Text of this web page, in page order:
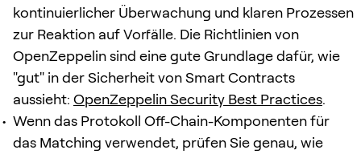
kontinuierlicher Überwachung und klaren Prozessen
zur Reaktion auf Vorfälle. Die Richtlinien von
OpenZeppelin sind eine gute Grundlage dafür, wie
"gut" in der Sicherheit von Smart Contracts
aussieht: OpenZeppelin Security Best Practices.
Wenn das Protokoll Off-Chain-Komponenten für
das Matching verwendet, prüfen Sie genau, wie